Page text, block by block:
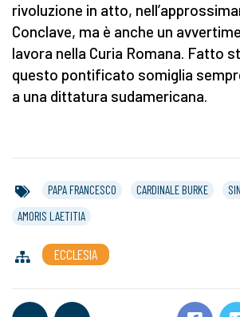
rivoluzione in atto,
Conclave, ma è anche un
lavora nella Curia Romana. Fatto
questo pontificato somiglia
a una dittatura sudamericana.
PAPA FRANCESCO CARDINALE BURKE
AMORIS LAETITIA
ECCLESIA